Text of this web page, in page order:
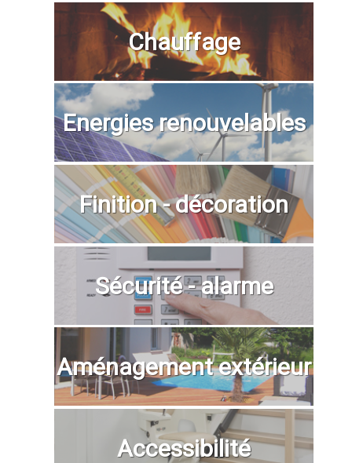
Chauffage
Energies renouvelables
Finition - décoration
Sécurité - alarme
Aménagement extérieur
Accessibilité